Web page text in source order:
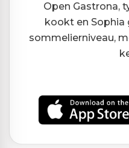
Open Gastrona,
kookt en
sommelierniveau,